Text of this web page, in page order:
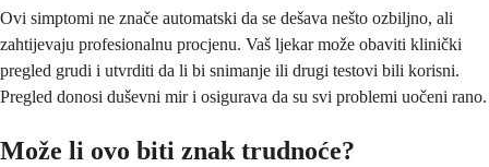
Ovi simptomi ne znače automatski da se dešava nešto ozbiljno, ali
zahtijevaju profesionalnu procjenu. Vaš ljekar može obaviti klinički
pregled grudi i utvrditi da li bi snimanje ili drugi testovi bili korisni.
Pregled donosi duševni mir i osigurava da su svi problemi uočeni rano.
Može li ovo biti znak trudnoće?